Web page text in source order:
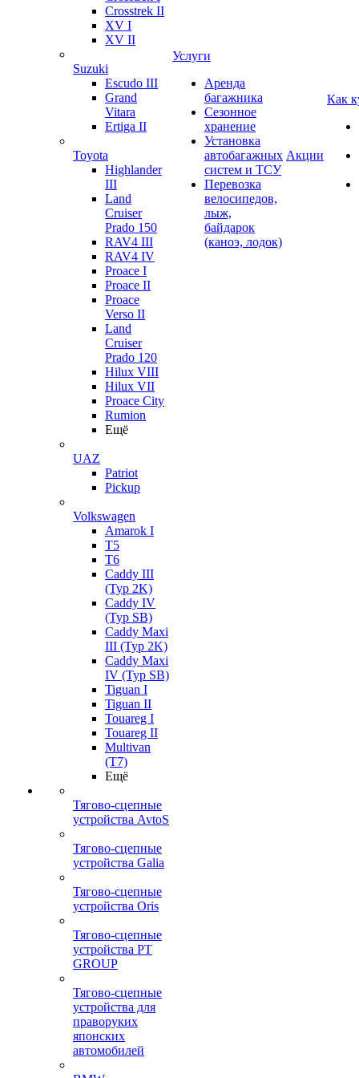
Crosstrek II
XV I
XV II
Suzuki
Escudo III
Grand
Vitara
Ertiga II
Toyota
Highlander
III
Land
Cruiser
Prado 150
RAV4 III
RAV4 IV
Proace I
Proace II
Proace
Verso II
Land
Cruiser
Prado 120
Hilux VIII
Hilux VII
Proace City
Rumion
Ещё
UAZ
Patriot
Pickup
Volkswagen
Amarok I
T5
T6
Caddy III
(Typ 2K)
Caddy IV
(Typ SB)
Caddy Maxi
III (Typ 2K)
Caddy Maxi
IV (Typ SB)
Tiguan I
Tiguan II
Touareg I
Touareg II
Multivan
(T7)
Ещё
Тягово-сцепные
устройства AvtoS
Тягово-сцепные
устройства Galia
Тягово-сцепные
устройства Oris
Тягово-сцепные
устройства PT
GROUP
Тягово-сцепные
устройства для
праворуких
японских
автомобилей
Услуги
Аренда
багажника
Сезонное
хранение
Установка
автобагажных
систем и ТСУ
Перевозка
велосипедов,
лыж,
байдарок
(каноэ, лодок)
Акции
Как